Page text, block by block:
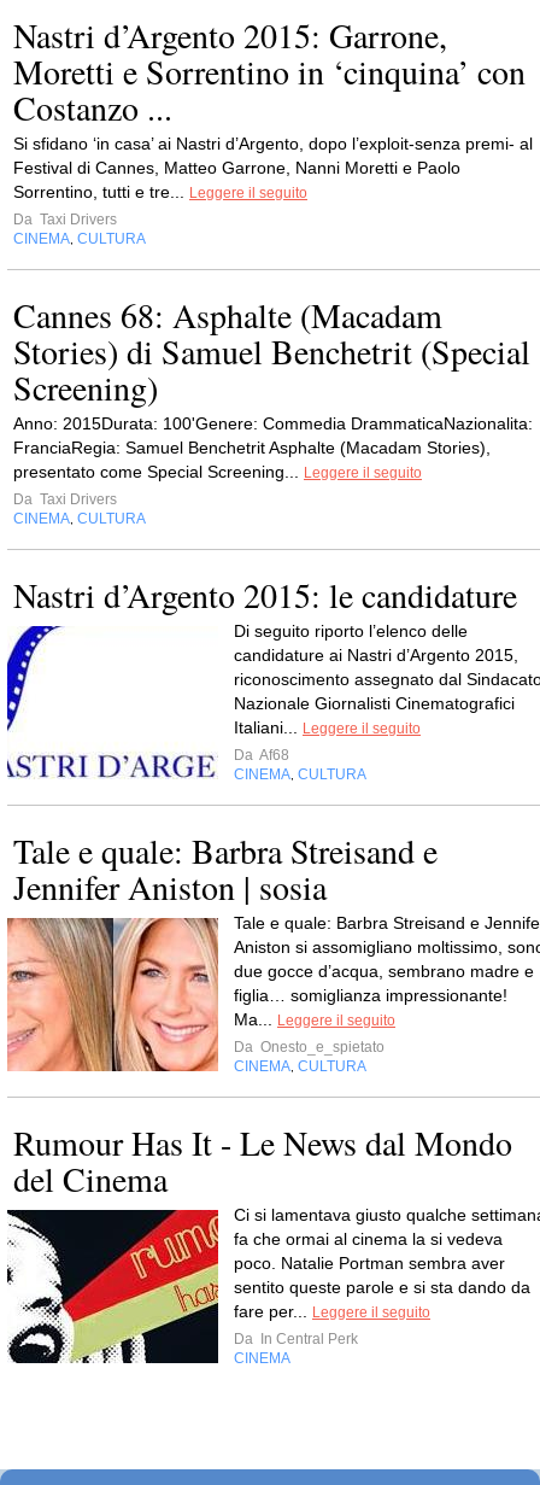
Nastri d’Argento 2015: Garrone,
Moretti e Sorrentino in ‘cinquina’ con
Costanzo ...
Si sfidano ‘in casa’ ai Nastri d’Argento, dopo l’exploit-senza premi- al
Festival di Cannes, Matteo Garrone, Nanni Moretti e Paolo
Sorrentino, tutti e tre...
Leggere il seguito
Da Taxi Drivers
CINEMA CULTURA
Cannes 68: Asphalte (Macadam
Stories) di Samuel Benchetrit (Special
Screening)
Anno: 2015Durata: 100'Genere: Commedia DrammaticaNazionalita:
FranciaRegia: Samuel Benchetrit Asphalte (Macadam Stories),
presentato come Special Screening...
Leggere il seguito
Da Taxi Drivers
CINEMA CULTURA
Nastri d’Argento 2015: le candidature
Di seguito riporto l’elenco delle
candidature ai Nastri d’Argento 2015,
riconoscimento assegnato dal
Nazionale Giornalisti Cinematografici
Italiani...
Leggere il seguito
Da Af68
CINEMA CULTURA
Tale e quale: Barbra Streisand e
Jennifer Aniston | sosia
Tale e quale: Barbra Streisand e
Aniston si assomigliano moltissimo,
due gocce d’acqua, sembrano madre e
figlia… somiglianza impressionante!
Ma...
Leggere il seguito
Da Onesto_e_spietato
CINEMA CULTURA
Rumour Has It - Le News dal Mondo
del Cinema
Ci si lamentava giusto qualche
fa che ormai al cinema la si vedeva
poco. Natalie Portman sembra aver
sentito queste parole e si sta dando da
fare per...
Leggere il seguito
Da
In Central Perk
CINEMA